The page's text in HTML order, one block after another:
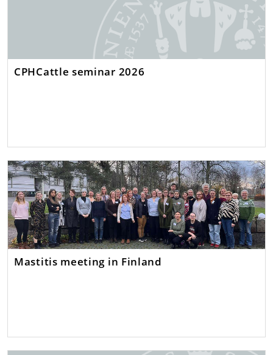
CPHCattle seminar 2026
Mastitis meeting in Finland